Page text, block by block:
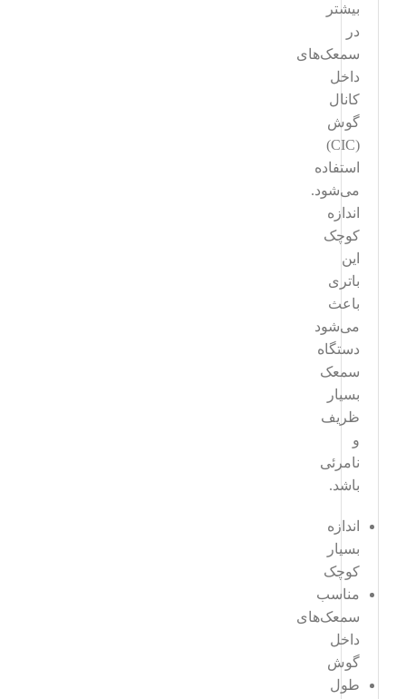
بیشتر
در
سمعک‌های
داخل
کانال
گوش
(CIC)
استفاده
می‌شود.
اندازه
کوچک
این
باتری
باعث
می‌شود
دستگاه
سمعک
بسیار
ظریف
و
نامرئی
باشد.
اندازه
بسیار
کوچک
مناسب
سمعک‌های
داخل
گوش
طول